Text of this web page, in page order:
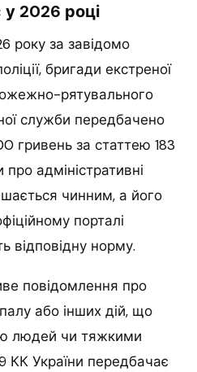
у 2026 році
року за завідомо
бригади екстреної
рятувального
служби передбачено
гривень за статтею 183
адміністративні
чинним, а його
порталі
відповідну норму.
повідомлення про
або інших дій, що
людей чи тяжкими
КК України передбачає